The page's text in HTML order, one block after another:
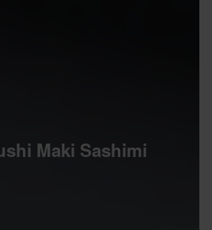
Maki Sashimi